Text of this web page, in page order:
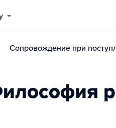
Сопровождение при